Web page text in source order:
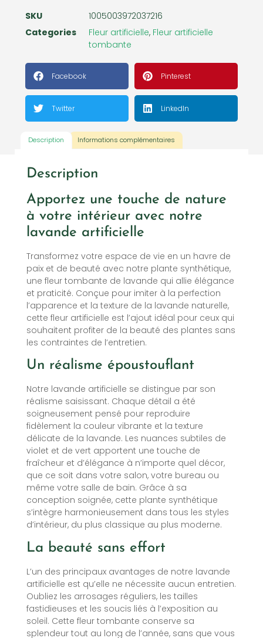
SKU
1005003972037216
Categories
Fleur artificielle, Fleur artificielle
tombante
Facebook Pinterest
Twitter LinkedIn
Description Informations complémentaires
Description
Apportez une touche de nature
à votre intérieur avec notre
lavande artificielle
Transformez votre espace de vie en un havre de
paix et de beauté avec notre plante synthétique,
une fleur tombante de lavande qui allie élégance
et praticité. Conçue pour imiter à la perfection
l’apparence et la texture de la lavande naturelle,
cette fleur artificielle est l’ajout idéal pour ceux qui
souhaitent profiter de la beauté des plantes sans
les contraintes de l’entretien.
Un réalisme époustouflant
Notre lavande artificielle se distingue par son
réalisme saisissant. Chaque détail a été
soigneusement pensé pour reproduire
fidèlement la couleur vibrante et la texture
délicate de la lavande. Les nuances subtiles de
violet et de vert apportent une touche de
fraîcheur et d’élégance à n’importe quel décor,
que ce soit dans votre salon, votre bureau ou
même votre salle de bain. Grâce à sa
conception soignée, cette plante synthétique
s’intègre harmonieusement dans tous les styles
d’intérieur, du plus classique au plus moderne.
La beauté sans effort
L’un des principaux avantages de notre lavande
artificielle est qu’elle ne nécessite aucun entretien.
Oubliez les arrosages réguliers, les tailles
fastidieuses et les soucis liés à l’exposition au
soleil. Cette fleur tombante conserve sa
splendeur tout au long de l’année, sans que vous